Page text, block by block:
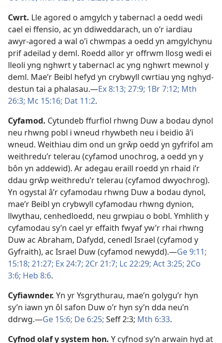
Cwrt. Lle agored o amgylch y tabernacl a oedd wedi
cael ei ffensio, ac yn ddiweddarach, un o’r iardiau
awyr-agored a wal o’i chwmpas a oedd yn amgylchynu
prif adeilad y deml. Roedd allor yr offrwm llosg wedi ei
lleoli yng nghwrt y tabernacl ac yng nghwrt mewnol y
deml. Mae’r Beibl hefyd yn crybwyll cwrtiau yng nghyd-
destun tai a phalasau.—Ex 8:13; 27:9; 1Br 7:12; Mth
26:3; Mc 15:16; Dat 11:2.
Cyfamod. Cytundeb ffurfiol rhwng Duw a bodau dynol
neu rhwng pobl i wneud rhywbeth neu i beidio â’i
wneud. Weithiau dim ond un grŵp oedd yn gyfrifol am
weithredu’r telerau (cyfamod unochrog, a oedd yn y
bôn yn addewid). Ar adegau eraill roedd yn rhaid i’r
ddau grŵp weithredu’r telerau (cyfamod dwyochrog).
Yn ogystal â’r cyfamodau rhwng Duw a bodau dynol,
mae’r Beibl yn crybwyll cyfamodau rhwng dynion,
llwythau, cenhedloedd, neu grwpiau o bobl. Ymhlith y
cyfamodau sy’n cael yr effaith fwyaf yw’r rhai rhwng
Duw ac Abraham, Dafydd, cenedl Israel (cyfamod y
Gyfraith), ac Israel Duw (cyfamod newydd).—Ge 9:11;
15:18; 21:27; Ex 24:7; 2Cr 21:7; Lc 22:29; Act 3:25; 2Co
3:6; Heb 8:6.
Cyfiawnder. Yn yr Ysgrythurau, mae’n golygu’r hyn
sy’n iawn yn ôl safon Duw o’r hyn sy’n dda neu’n
ddrwg.—Ge 15:6; De 6:25; Seff 2:3; Mth 6:33.
Cyfnod olaf y system hon. Y cyfnod sy’n arwain hyd at